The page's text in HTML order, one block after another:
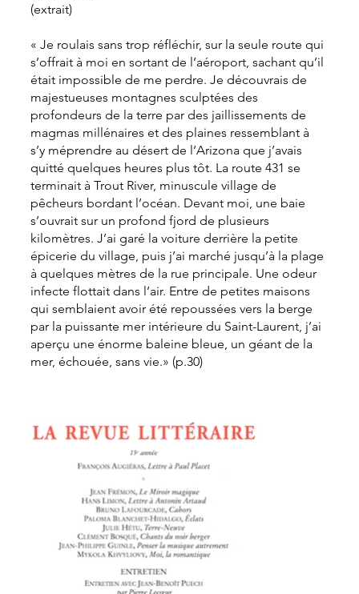
(extrait)
« Je roulais sans trop réfléchir, sur la seule route qui
s’offrait à moi en sortant de l’aéroport, sachant qu’il
était impossible de me perdre. Je découvrais de
majestueuses montagnes sculptées des
profondeurs de la terre par des jaillissements de
magmas millénaires et des plaines ressemblant à
s’y méprendre au désert de l’Arizona que j’avais
quitté quelques heures plus tôt. La route 431 se
terminait à Trout River, minuscule village de
pêcheurs bordant l’océan. Devant moi, une baie
s’ouvrait sur un profond fjord de plusieurs
kilomètres. J’ai garé la voiture derrière la petite
épicerie du village, puis j’ai marché jusqu’à la plage
à quelques mètres de la rue principale. Une odeur
infecte flottait dans l’air. Entre de petites maisons
qui semblaient avoir été repoussées vers la berge
par la puissante mer intérieure du Saint-Laurent, j’ai
aperçu une énorme baleine bleue, un géant de la
mer, échouée, sans vie.» (p.30)